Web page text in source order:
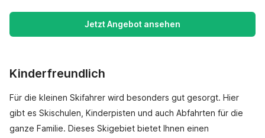
Jetzt Angebot ansehen
Kinderfreundlich
Für die kleinen Skifahrer wird besonders gut gesorgt. Hier
gibt es Skischulen, Kinderpisten und auch Abfahrten für die
ganze Familie. Dieses Skigebiet bietet Ihnen einen